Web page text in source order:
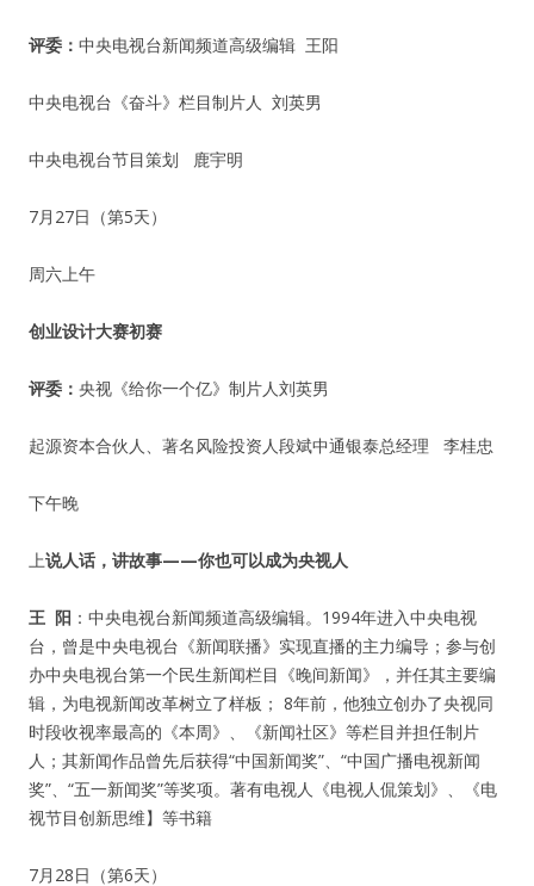
评委： 中央电视台新闻频道高级编辑 王阳
中央电视台《奋斗》栏目制片人 刘英男
中央电视台节目策划 鹿宇明
7月27日（第5天）
周六上午
创业设计大赛初赛
评委： 央视《给你一个亿》制片人刘英男
起源资本合伙人、著名风险投资人段斌中通银泰总经理 李桂忠
下午晚
上说人话，讲故事——你也可以成为央视人
王 阳 ：中央电视台新闻频道高级编辑。1994年进入中央电视
台，曾是中央电视台《新闻联播》实现直播的主力编导；参与创
办中央电视台第一个民生新闻栏目《晚间新闻》，并任其主要编
辑，为电视新闻改革树立了样板； 8年前，他独立创办了央视同
时段收视率最高的《本周》、《新闻社区》等栏目并担任制片
人；其新闻作品曾先后获得“中国新闻奖”、“中国广播电视新闻
奖”、“五一新闻奖”等奖项。著有电视人《电视人侃策划》、《电
视节目创新思维】等书籍
7月28日（第6天）